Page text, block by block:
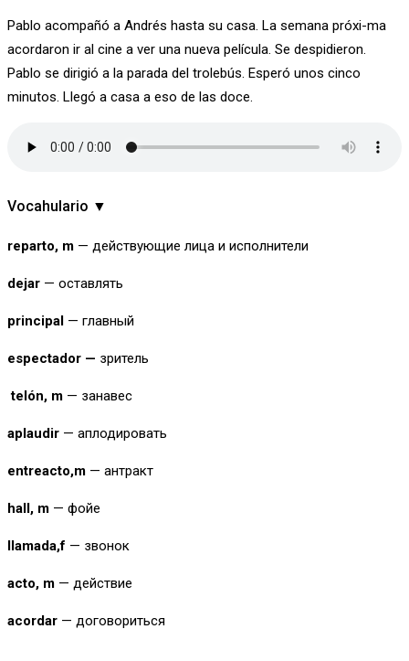
Pablo acompañó a Andrés hasta su casa. La semana próxi-ma
acordaron ir al cine a ver una nueva película. Se despidieron.
Pablo se dirigió a la parada del trolebús. Esperó unos cinco
minutos. Llegó a casa a eso de las doce.
Vocahulario ▼
reparto, m — действующие лица и исполнители
dejar — оставлять
principal — главный
espectador — зритель
telón, m — занавес
aplaudir — аплодировать
entreacto,m — антракт
hall, m — фойе
llamada,f — звонок
acto, m — действие
acordar — договориться